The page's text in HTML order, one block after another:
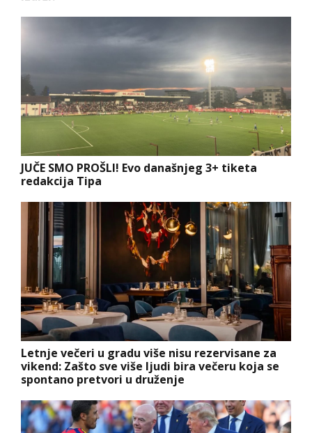
JUČE SMO PROŠLI! Evo današnjeg 3+ tiketa
redakcija Tipa
Letnje večeri u gradu više nisu rezervisane za
vikend: Zašto sve više ljudi bira večeru koja se
spontano pretvori u druženje